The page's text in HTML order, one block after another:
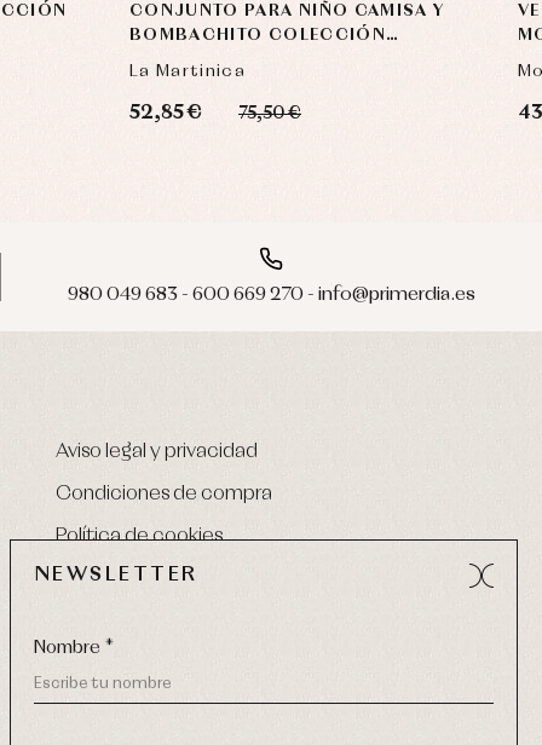
CONJUNTO PARA NIÑO CAMISA Y
BOMBACHITO COLECCIÓN
La Martinica
52,85 € 75,50 €
980 049 683 - 600 669 270 - info@primerdia.es
Aviso legal y privacidad
Condiciones de compra
Política de cookies
NEWSLETTER
Nombre *